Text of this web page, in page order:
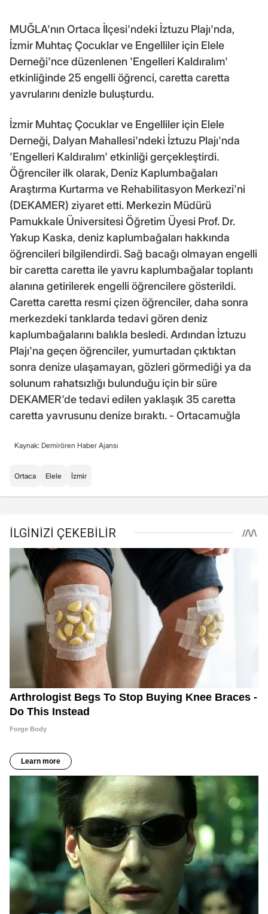
MUĞLA'nın Ortaca İlçesi'ndeki İztuzu Plajı'nda,
İzmir Muhtaç Çocuklar ve Engelliler için Elele
Derneği'nce düzenlenen 'Engelleri Kaldıralım'
etkinliğinde 25 engelli öğrenci, caretta caretta
yavrularını denizle buluşturdu.
İzmir Muhtaç Çocuklar ve Engelliler için Elele
Derneği, Dalyan Mahallesi'ndeki İztuzu Plajı'nda
'Engelleri Kaldıralım' etkinliği gerçekleştirdi.
Öğrenciler ilk olarak, Deniz Kaplumbağaları
Araştırma Kurtarma ve Rehabilitasyon Merkezi'ni
(DEKAMER) ziyaret etti. Merkezin Müdürü
Pamukkale Üniversitesi Öğretim Üyesi Prof. Dr.
Yakup Kaska, deniz kaplumbağaları hakkında
öğrencileri bilgilendirdi. Sağ bacağı olmayan engelli
bir caretta caretta ile yavru kaplumbağalar toplantı
alanına getirilerek engelli öğrencilere gösterildi.
Caretta caretta resmi çizen öğrenciler, daha sonra
merkezdeki tanklarda tedavi gören deniz
kaplumbağalarını balıkla besledi. Ardından İztuzu
Plajı'na geçen öğrenciler, yumurtadan çıktıktan
sonra denize ulaşamayan, gözleri görmediği ya da
solunum rahatsızlığı bulunduğu için bir süre
DEKAMER'de tedavi edilen yaklaşık 35 caretta
caretta yavrusunu denize bıraktı. - Ortacamuğla
Kaynak: Demirören Haber Ajansı
Ortaca Elele İzmir